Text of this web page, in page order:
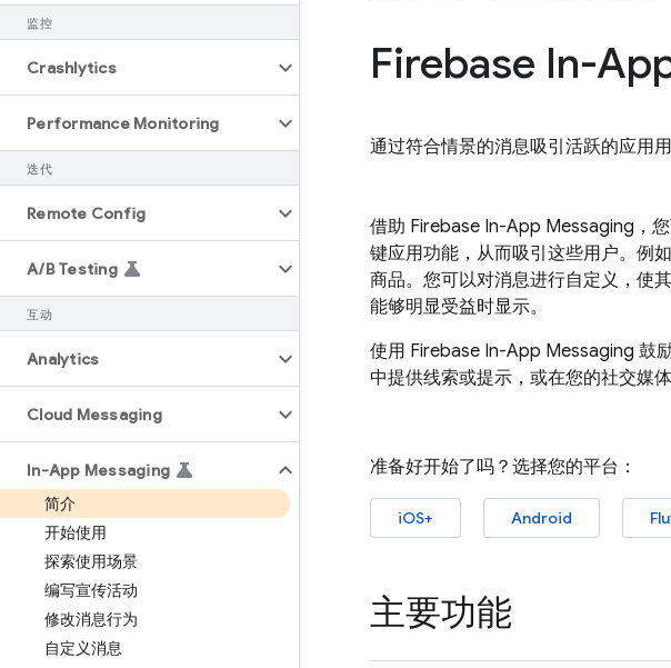
监控
Crashlytics
Performance Monitoring
迭代
Remote Config
A/B Testing
互动
Analytics
Cloud Messaging
In-App Messaging
简介
开始使用
探索使用场景
编写宣传活动
修改消息行为
自定义消息
Firebase In-
通过符合情景的消息吸引活跃的应用
借助 Firebase In-App Messaging ，
键应用功能，从而吸引这些用户。例
商品。您可以对消息进行自定义，使
能够明显受益时显示。
使用 Firebase In-App Messaging 鼓
中提供线索或提示，或在您的社交媒
准备好开始了吗？选择您的平台：
iOS+ Android
主要功能